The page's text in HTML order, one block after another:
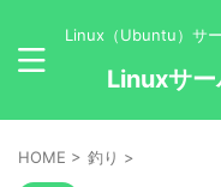
Linux（Ubuntu）サ
Linuxサー
HOME > 釣り >